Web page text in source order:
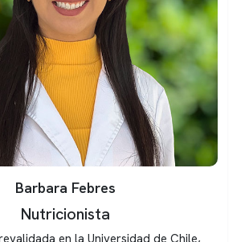
Bustos, nutrióloga y médica
cirujana
Nutrióloga